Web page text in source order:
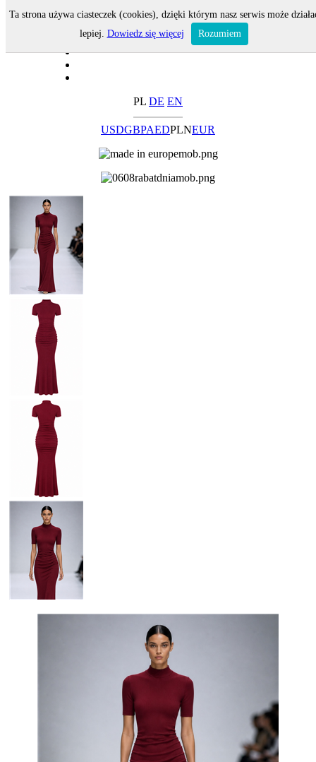
PL DE EN
USDGBPAEDPLNEUR
Ta strona używa ciasteczek (cookies), dzięki którym nasz serwis może
lepiej. Dowiedz się więcej Rozumiem